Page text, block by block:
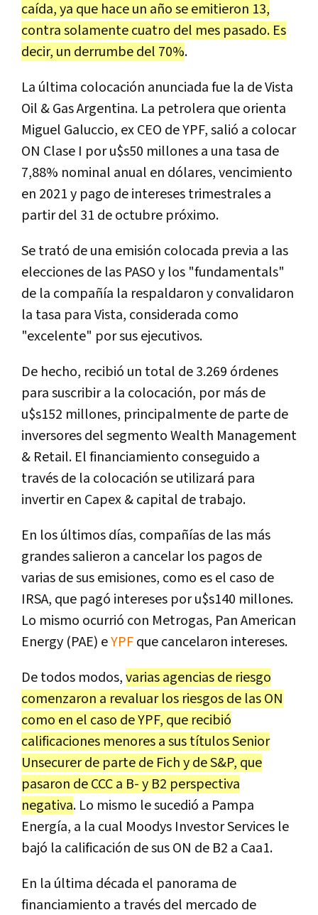
caída, ya que hace un año se emitieron 13,
contra solamente cuatro del mes pasado. Es
decir, un derrumbe del 70%.
La última colocación anunciada fue la de Vista
Oil & Gas Argentina. La petrolera que orienta
Miguel Galuccio, ex CEO de YPF, salió a colocar
ON Clase I por u$s50 millones a una tasa de
7,88% nominal anual en dólares, vencimiento
en 2021 y pago de intereses trimestrales a
partir del 31 de octubre próximo.
Se trató de una emisión colocada previa a las
elecciones de las PASO y los "fundamentals"
de la compañía la respaldaron y convalidaron
la tasa para Vista, considerada como
"excelente" por sus ejecutivos.
De hecho, recibió un total de 3.269 órdenes
para suscribir a la colocación, por más de
u$s152 millones, principalmente de parte de
inversores del segmento Wealth Management
& Retail. El financiamiento conseguido a
través de la colocación se utilizará para
invertir en Capex & capital de trabajo.
En los últimos días, compañías de las más
grandes salieron a cancelar los pagos de
varias de sus emisiones, como es el caso de
IRSA, que pagó intereses por u$s140 millones.
Lo mismo ocurrió con Metrogas, Pan American
Energy (PAE) eYPFque cancelaron intereses.
De todos modos,varias agencias de riesgo
comenzaron a revaluar los riesgos de las ON
como en el caso de YPF, que recibió
calificaciones menores a sus títulos Senior
Unsecurer de parte de Fich y de S&P, que
pasaron de CCC a B- y B2 perspectiva
negativa. Lo mismo le sucedió a Pampa
Energía, a la cual Moodys Investor Services le
bajó la calificación de sus ON de B2 a Caa1.
En la última década el panorama de
financiamiento a través del mercado de